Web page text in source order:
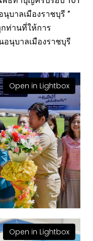
นุบาลเมืองราชบุรี ”
ท่านที่ให้การ
นุบาลเมืองราชบุรี
Open in Lightbox
Open in Lightbox